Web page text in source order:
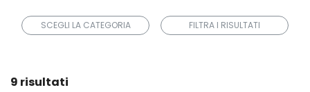
SCEGLI LA CATEGORIA FILTRA I RISULTATI
9 risultati